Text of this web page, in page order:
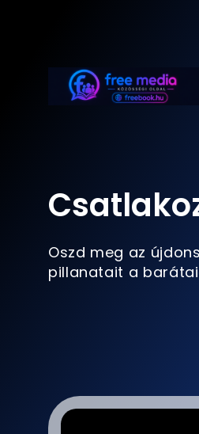
Oszd meg az
pillanatait a